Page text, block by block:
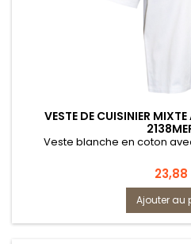
VESTE DE CUISINIER
Veste blanche en coton
Prix
Ajouter au